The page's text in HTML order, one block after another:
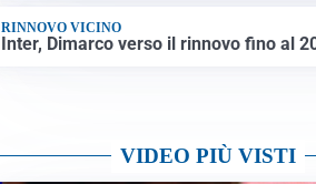
RINNOVO VICINO
Inter, Dimarco verso il rinnovo fino al
VIDEO PIÙ VISTI